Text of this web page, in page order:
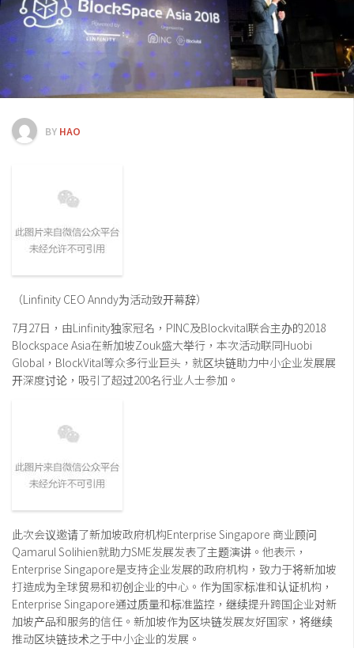
新手入门教学
交易所
区块链应用
客座专栏
BY HAO
（Linfinity CEO Anndy为活动致开幕辞）
7月27日，由Linfinity独家冠名，PINC及Blockvital联合主办的2018
Blockspace Asia在新加坡Zouk盛大举行，本次活动联同Huobi
Global，BlockVital等众多行业巨头，就区块链助力中小企业发展展
开深度讨论，吸引了超过200名行业人士参加。
此次会议邀请了新加坡政府机构Enterprise Singapore 商业顾问
Qamarul Solihien就助力SME发展发表了主题演讲。他表示，
Enterprise Singapore是支持企业发展的政府机构，致力于将新加坡
打造成为全球贸易和初创企业的中心。作为国家标准和认证机构，
Enterprise Singapore通过质量和标准监控，继续提升跨国企业对新
加坡产品和服务的信任。新加坡作为区块链发展友好国家，将继续
推动区块链技术之于中小企业的发展。